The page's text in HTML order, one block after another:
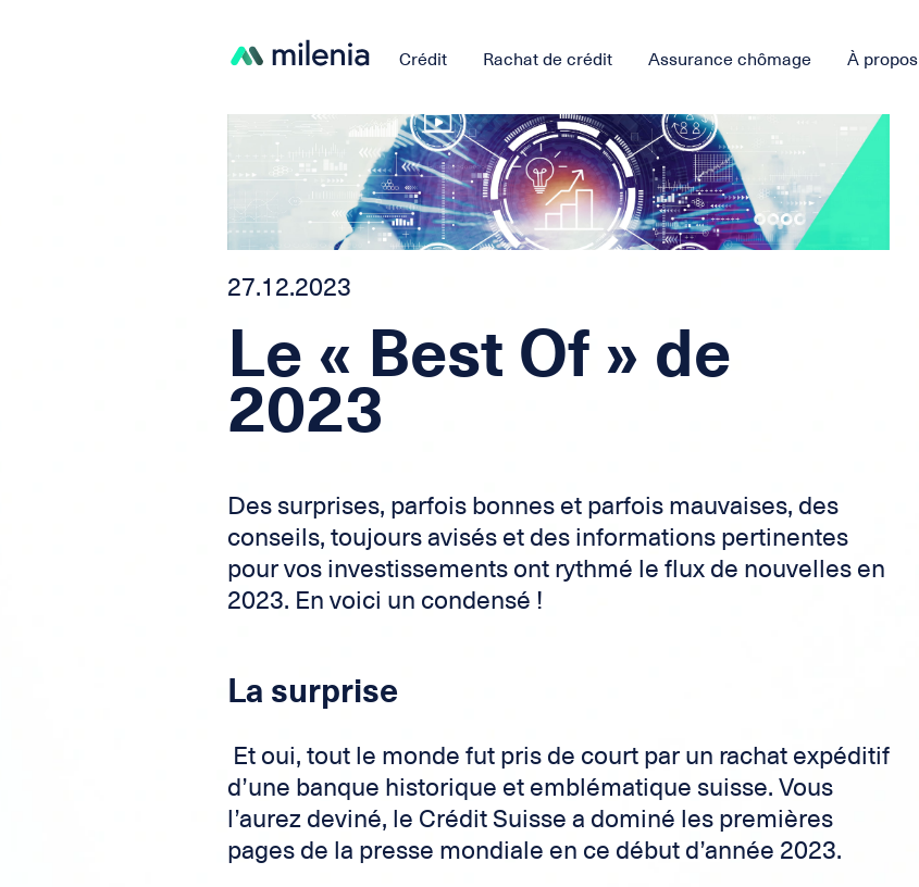
Crédit Rachat de crédit Assurance chômage À propos
27.12.2023
Le « Best Of » de
2023
Des surprises, parfois bonnes et parfois mauvaises, des
conseils, toujours avisés et des informations pertinentes
pour vos investissements ont rythmé le flux de nouvelles en
2023. En voici un condensé !
La surprise
Et oui, tout le monde fut pris de court par un rachat expéditif
d’une banque historique et emblématique suisse. Vous
l’aurez deviné, le Crédit Suisse a dominé les premières
pages de la presse mondiale en ce début d’année 2023.